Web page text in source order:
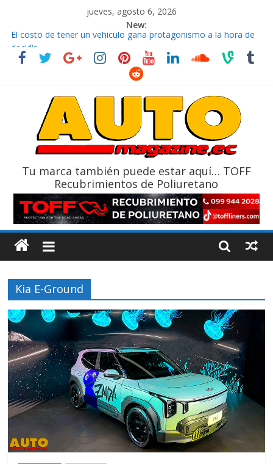
jueves, agosto 6, 2026
New:
El costo de tener un vehículo gana protagonismo a la hora de
decidir
Ultima película ‘Spider‑Man: Brand New Day’ pone en escena a
La Vuelta al Ecuador 2026, edición 47ª, recorre 7 provincias en 8
La FEDAK recibe 12 Sinotruk Bolden para cubrir las rutas de La
Tu marca también puede estar aquí… TOFF
Recubrimientos de Poliuretano
Kia E-Ground